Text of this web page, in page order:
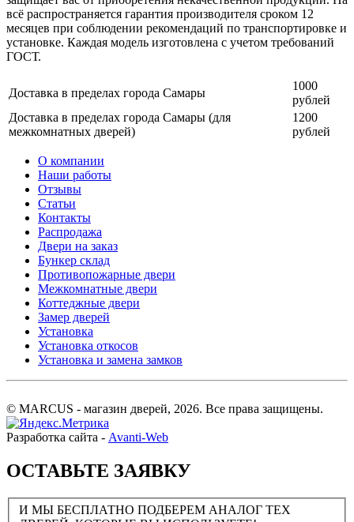
всё распространяется гарантия производителя сроком 12
месяцев при соблюдении рекомендаций по транспортировке и
установке. Каждая модель изготовлена с учетом требований
ГОСТ.
Доставка в пределах города Самары
1000
рублей
Доставка в пределах города Самары (для
межкомнатных дверей)
1200
рублей
О компании
Наши работы
Отзывы
Статьи
Контакты
Распродажа
Двери на заказ
Бункер склад
Противопожарные двери
Межкомнатные двери
Коттеджные двери
Замер дверей
Установка
Установка откосов
Установка и замена замков
© MARCUS - магазин дверей, 2026. Все права защищены.
Разработка сайта - Avanti-Web
ОСТАВЬТЕ ЗАЯВКУ
И МЫ БЕСПЛАТНО ПОДБЕРЕМ АНАЛОГ ТЕХ